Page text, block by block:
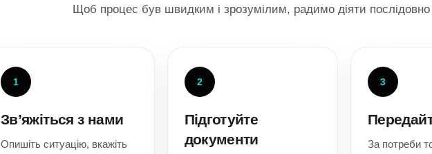
Щоб процес був швидким і зрозумілим, радимо діяти послідовно
1
Зв’яжіться з нами
Опишіть ситуацію, вкажіть
2
Підготуйте
документи
3
За потреби